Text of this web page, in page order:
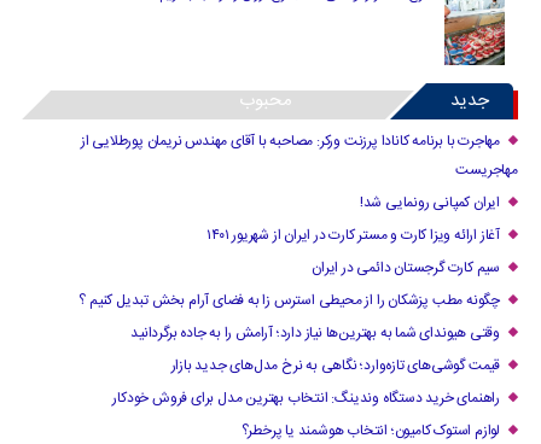
جدید محبوب
مهاجرت با برنامه کانادا پرزنت ورکر: مصاحبه با آقای مهندس نریمان پورطلایی از
مهاجریست
ایران کمپانی رونمایی شد!
آغاز ارائه ویزا کارت و مستر کارت در ایران از شهریور ۱۴۰۱
سیم کارت گرجستان دائمی در ایران
چگونه مطب پزشکان را از محیطی استرس زا به فضای آرام بخش تبدیل کنیم ؟
وقتی هیوندای شما به بهترین‌ها نیاز دارد؛ آرامش را به جاده برگردانید
قیمت گوشی‌های تازه‌وارد؛ نگاهی به نرخ مدل‌های جدید بازار
راهنمای خرید دستگاه وندینگ: انتخاب بهترین مدل برای فروش خودکار
لوازم استوک کامیون؛ انتخاب هوشمند یا پرخطر؟